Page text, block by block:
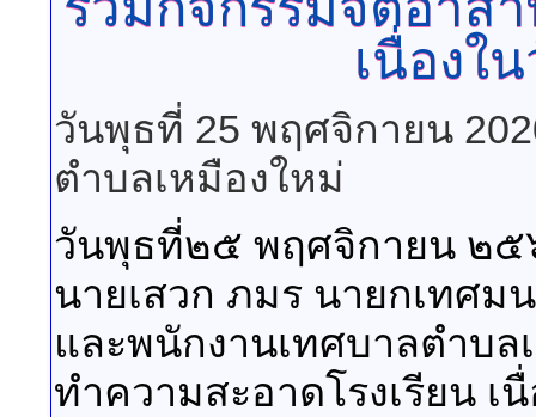
เนื่องใ
วันพุธที่ 25 พฤศจิกายน
ตำบลเหมืองใหม่
วันพุธที่๒๕ พฤศจิกายน ๒๕
นายเสวก ภมร นายกเทศ
และพนักงานเทศบาลตำบ
ทำความสะอาดโรงเรียน